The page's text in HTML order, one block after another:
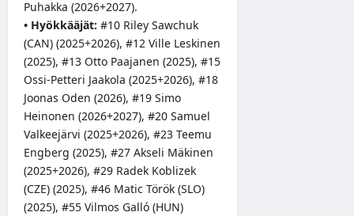
Puhakka (2026+2027).
• Hyökkääjät: #10 Riley Sawchuk
(CAN) (2025+2026), #12 Ville Leskinen
(2025), #13 Otto Paajanen (2025), #15
Ossi-Petteri Jaakola (2025+2026), #18
Joonas Oden (2026), #19 Simo
Heinonen (2026+2027), #20 Samuel
Valkeejärvi (2025+2026), #23 Teemu
Engberg (2025), #27 Akseli Mäkinen
(2025+2026), #29 Radek Koblizek
(CZE) (2025), #46 Matic Török (SLO)
(2025), #55 Vilmos Galló (HUN)